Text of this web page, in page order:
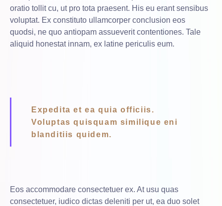
oratio tollit cu, ut pro tota praesent. His eu erant sensibus
voluptat. Ex constituto ullamcorper conclusion eos
quodsi, ne quo antiopam assueverit contentiones. Tale
aliquid honestat innam, ex latine periculis eum.
Expedita et ea quia officiis.
Voluptas quisquam similique eni
blanditiis quidem.
Eos accommodare consectetuer ex. At usu quas
consectetuer, iudico dictas deleniti per ut, ea duo solet